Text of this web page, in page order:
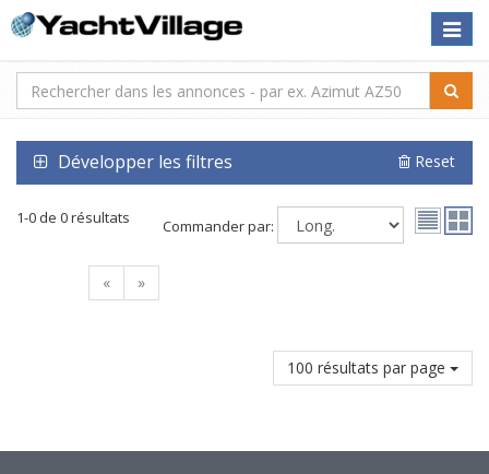
Toggle
Développer les filtres Reset
1-0 de 0 résultats Commander par:
« »
100 résultats par page